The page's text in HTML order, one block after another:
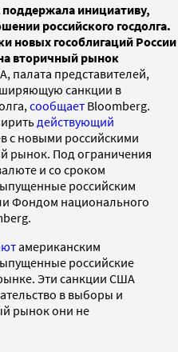
инициативу,
российского госдолга.
новых гособлигаций России
вторичный рынок
палата представителей,
санкции в
сообщает Bloomberg.
действующий
с новыми российскими
рынок. Под ограничения
и со сроком
российским
Фондом национального
американским
российские
Эти санкции США
в выборы и
рынок они не